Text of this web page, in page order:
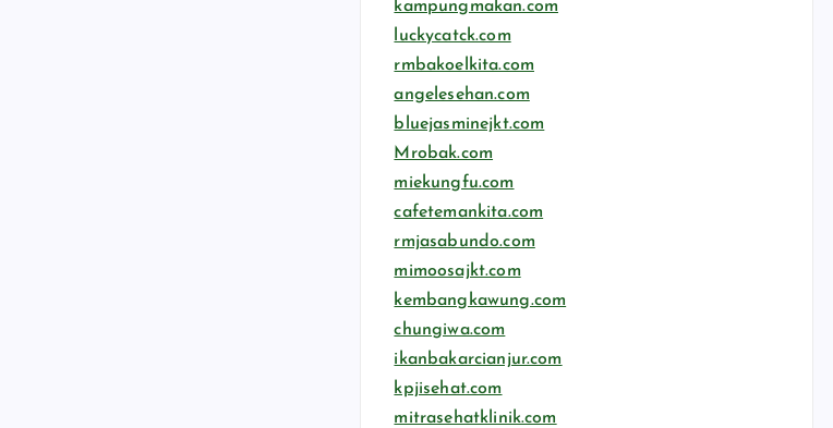
kampungmakan.com
luckycatck.com
rmbakoelkita.com
angelesehan.com
bluejasminejkt.com
Mrobak.com
miekungfu.com
cafetemankita.com
rmjasabundo.com
mimoosajkt.com
kembangkawung.com
chungiwa.com
ikanbakarcianjur.com
kpjisehat.com
mitrasehatklinik.com